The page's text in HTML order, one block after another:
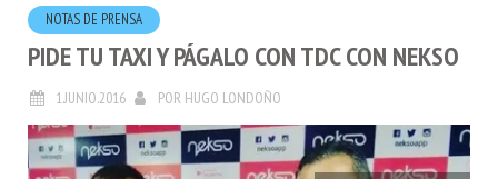
NOTAS DE PRENSA
PIDE TU TAXI Y PÁGALO CON TDC CON NEKSO
1.JUNIO.2016 POR HUGO LONDOÑO